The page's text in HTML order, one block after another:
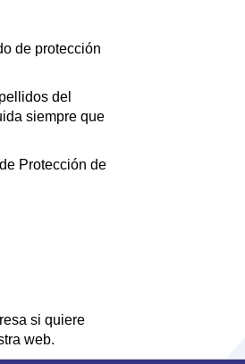
de protección
del
siempre que
Protección de
si quiere
web.